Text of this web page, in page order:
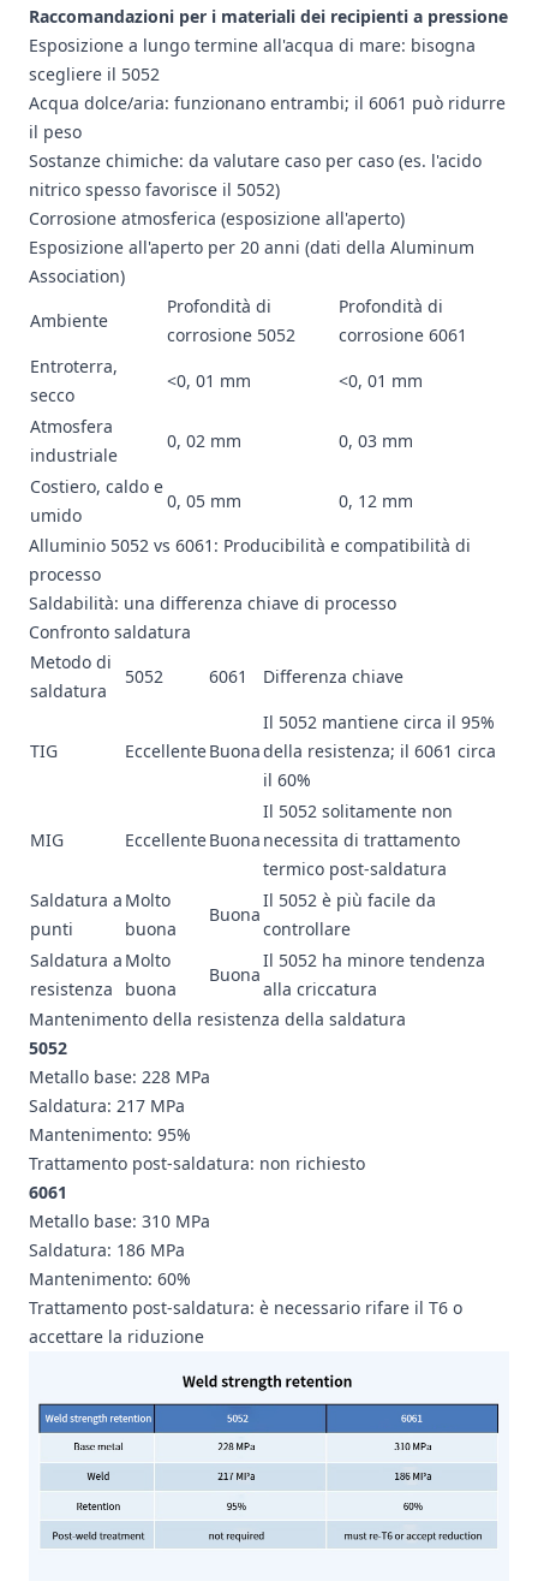
Raccomandazioni per i materiali dei recipienti a pressione
Esposizione a lungo termine all'acqua di mare: bisogna
scegliere il 5052
Acqua dolce/aria: funzionano entrambi; il 6061 può ridurre
il peso
Sostanze chimiche: da valutare caso per caso (es. l'acido
nitrico spesso favorisce il 5052)
Corrosione atmosferica (esposizione all'aperto)
Esposizione all'aperto per 20 anni (dati della Aluminum
Association)
Ambiente
Profondità di
corrosione 5052
Profondità di
corrosione 6061
Entroterra,
secco
<0, 01 mm
<0, 01 mm
Atmosfera
industriale
0, 02 mm
0, 03 mm
Costiero, caldo e
umido
0, 05 mm
0, 12 mm
Alluminio 5052 vs 6061: Producibilità e compatibilità di
processo
Saldabilità: una differenza chiave di processo
Confronto saldatura
Metodo di
saldatura
5052 6061 Differenza chiave
TIG EccellenteBuona
Il 5052 mantiene circa il 95%
della resistenza; il 6061 circa
il 60%
MIG EccellenteBuona
Il 5052 solitamente non
necessita di trattamento
termico post-saldatura
Saldatura a
punti
Molto
buona
Buona
Il 5052 è più facile da
controllare
Saldatura a
resistenza
Molto
buona
Buona
Il 5052 ha minore tendenza
alla criccatura
Mantenimento della resistenza della saldatura
5052
Metallo base: 228 MPa
Saldatura: 217 MPa
Mantenimento: 95%
Trattamento post-saldatura: non richiesto
6061
Metallo base: 310 MPa
Saldatura: 186 MPa
Mantenimento: 60%
Trattamento post-saldatura: è necessario rifare il T6 o
accettare la riduzione